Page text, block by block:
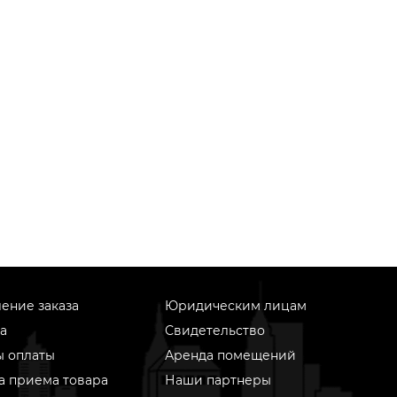
заказа
оплаты
приема товара
Юридическим лицам
Свидетельство
Аренда помещений
Наши партнеры